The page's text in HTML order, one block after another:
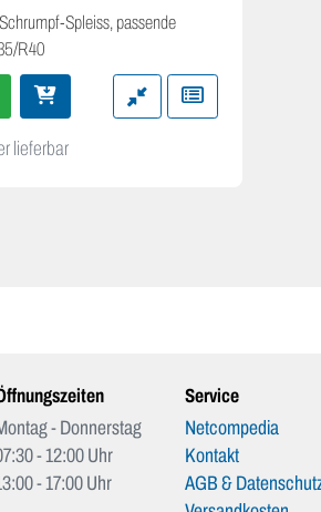
Spleiss, passende
R40
lieferbar
- Donnerstag
- 12:00 Uhr
- 17:00 Uhr
Service
Netcompedia
Kontakt
AGB &